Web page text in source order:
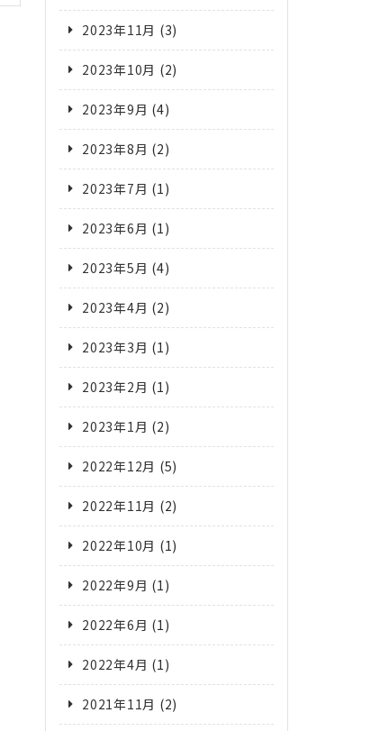
2023年11月 (3)
2023年10月 (2)
2023年9月 (4)
2023年8月 (2)
2023年7月 (1)
2023年6月 (1)
2023年5月 (4)
2023年4月 (2)
2023年3月 (1)
2023年2月 (1)
2023年1月 (2)
2022年12月 (5)
2022年11月 (2)
2022年10月 (1)
2022年9月 (1)
2022年6月 (1)
2022年4月 (1)
2021年11月 (2)